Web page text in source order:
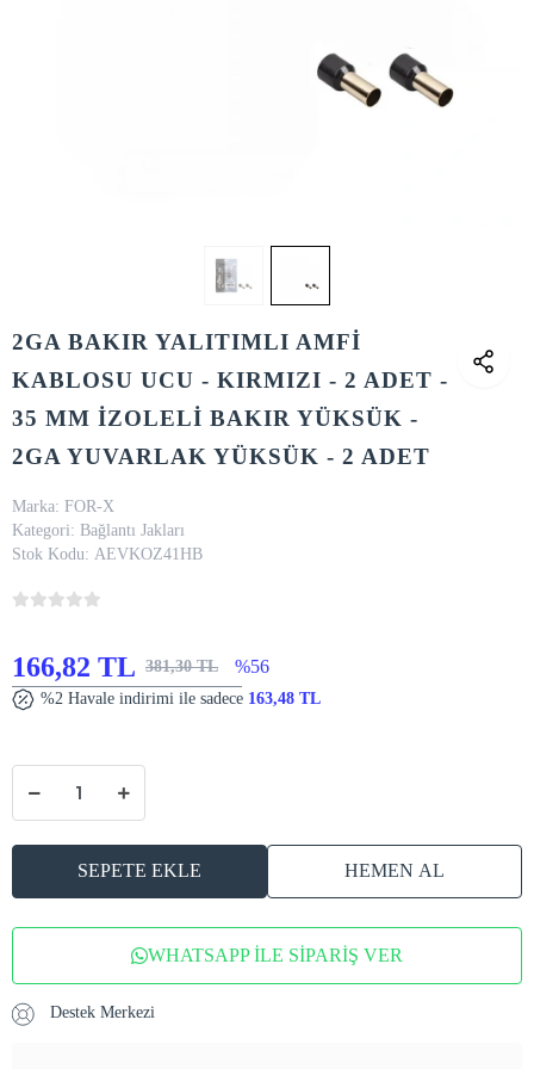
2GA BAKIR YALITIMLI AMFİ
KABLOSU UCU - KIRMIZI - 2 ADET -
35 MM İZOLELİ BAKIR YÜKSÜK -
2GA YUVARLAK YÜKSÜK - 2 ADET
Marka: FOR-X
Kategori: Bağlantı Jakları
Stok Kodu: AEVKOZ41HB
166,82 TL 381,30 TL %56
%2 Havale indirimi ile sadece 163,48 TL
SEPETE EKLE HEMEN AL
WHATSAPP İLE SİPARİŞ VER
Destek Merkezi